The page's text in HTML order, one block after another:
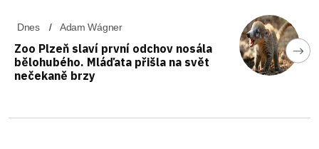
Dnes Adam Wágner
Zoo Plzeň slaví první odchov nosála
bělohubého. Mláďata přišla na svět
nečekaně brzy